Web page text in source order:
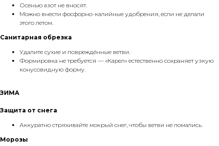
Осенью азот не вносят.
Можно внести фосфорно-калийные удобрения, если не делали
этого летом.
Санитарная обрезка
Удалите сухие и повреждённые ветви.
Формировка не требуется — «Карел» естественно сохраняет узкую
конусовидную форму.
ЗИМА
Защита от снега
Аккуратно стряхивайте мокрый снег, чтобы ветви не ломались.
Морозы